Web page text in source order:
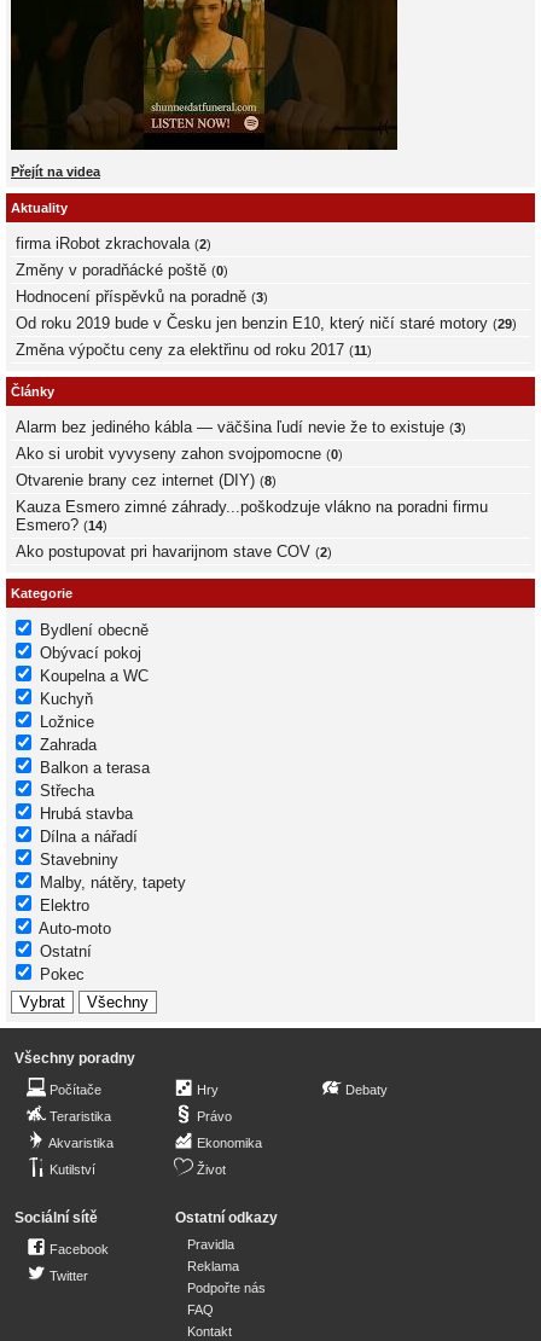
Přejít na videa
Aktuality
firma iRobot zkrachovala (2)
Změny v poradňácké poště (0)
Hodnocení příspěvků na poradně (3)
Od roku 2019 bude v Česku jen benzin E10, který ničí staré motory (29)
Změna výpočtu ceny za elektřinu od roku 2017 (11)
Články
Alarm bez jediného kábla — väčšina ľudí nevie že to existuje (3)
Ako si urobit vyvyseny zahon svojpomocne (0)
Otvarenie brany cez internet (DIY) (8)
Kauza Esmero zimné záhrady...poškodzuje vlákno na poradni firmu
Esmero? (14)
Ako postupovat pri havarijnom stave COV (2)
Kategorie
Bydlení obecně
Obývací pokoj
Koupelna a WC
Kuchyň
Ložnice
Zahrada
Balkon a terasa
Střecha
Hrubá stavba
Dílna a nářadí
Stavebniny
Malby, nátěry, tapety
Elektro
Auto-moto
Ostatní
Pokec
Všechny poradny
Počítače
Teraristika
Akvaristika
Kutilství
Hry
Právo
Ekonomika
Život
Debaty
Sociální sítě
Facebook
Twitter
Ostatní odkazy
Pravidla
Reklama
Podpořte nás
FAQ
Kontakt